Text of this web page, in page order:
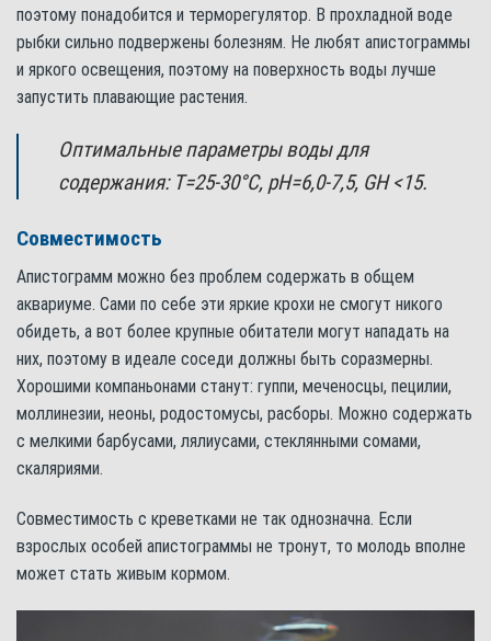
поэтому понадобится и терморегулятор. В прохладной воде
рыбки сильно подвержены болезням. Не любят апистограммы
и яркого освещения, поэтому на поверхность воды лучше
запустить плавающие растения.
Оптимальные параметры воды для
содержания: Т=25-30°С, pH=6,0-7,5, GH <15.
Совместимость
Апистограмм можно без проблем содержать в общем
аквариуме. Сами по себе эти яркие крохи не смогут никого
обидеть, а вот более крупные обитатели могут нападать на
них, поэтому в идеале соседи должны быть соразмерны.
Хорошими компаньонами станут: гуппи, меченосцы, пецилии,
моллинезии, неоны, родостомусы, расборы. Можно содержать
с мелкими барбусами, лялиусами, стеклянными сомами,
скаляриями.
Совместимость с креветками не так однозначна. Если
взрослых особей апистограммы не тронут, то молодь вполне
может стать живым кормом.